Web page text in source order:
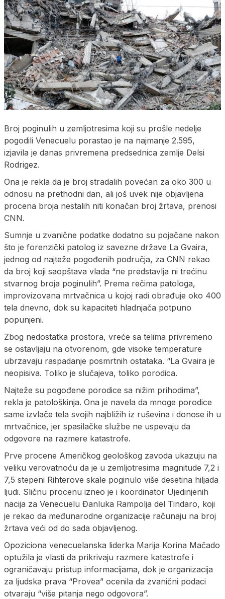
Broj poginulih u zemljotresima koji su prošle nedelje
pogodili Venecuelu porastao je na najmanje 2.595,
izjavila je danas privremena predsednica zemlje Delsi
Rodrigez.
Ona je rekla da je broj stradalih povećan za oko 300 u
odnosu na prethodni dan, ali još uvek nije objavljena
procena broja nestalih niti konačan broj žrtava, prenosi
CNN.
Sumnje u zvanične podatke dodatno su pojačane nakon
što je forenzički patolog iz savezne države La Gvaira,
jednog od najteže pogođenih područja, za CNN rekao
da broj koji saopštava vlada “ne predstavlja ni trećinu
stvarnog broja poginulih”. Prema rečima patologa,
improvizovana mrtvačnica u kojoj radi obrađuje oko 400
tela dnevno, dok su kapaciteti hladnjača potpuno
popunjeni.
Zbog nedostatka prostora, vreće sa telima privremeno
se ostavljaju na otvorenom, gde visoke temperature
ubrzavaju raspadanje posmrtnih ostataka. “La Gvaira je
neopisiva. Toliko je slučajeva, toliko porodica.
Najteže su pogođene porodice sa nižim prihodima”,
rekla je patološkinja. Ona je navela da mnoge porodice
same izvlače tela svojih najbližih iz ruševina i donose ih u
mrtvačnice, jer spasilačke službe ne uspevaju da
odgovore na razmere katastrofe.
Prve procene Američkog geološkog zavoda ukazuju na
veliku verovatnoću da je u zemljotresima magnitude 7,2 i
7,5 stepeni Rihterove skale poginulo više desetina hiljada
ljudi. Sličnu procenu izneo je i koordinator Ujedinjenih
nacija za Venecuelu Đanluka Rampolja del Tindaro, koji
je rekao da međunarodne organizacije računaju na broj
žrtava veći od do sada objavljenog.
Opoziciona venecuelanska liderka Marija Korina Mačado
optužila je vlasti da prikrivaju razmere katastrofe i
ograničavaju pristup informacijama, dok je organizacija
za ljudska prava “Provea” ocenila da zvanični podaci
otvaraju “više pitanja nego odgovora”.